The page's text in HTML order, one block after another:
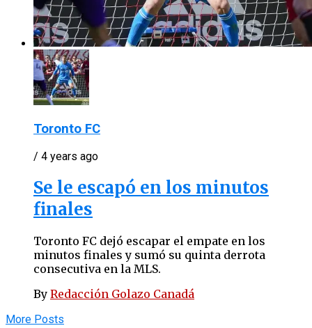
Toronto FC
/ 4 years ago
Se le escapó en los minutos
finales
Toronto FC dejó escapar el empate en los
minutos finales y sumó su quinta derrota
consecutiva en la MLS.
By Redacción Golazo Canadá
More Posts